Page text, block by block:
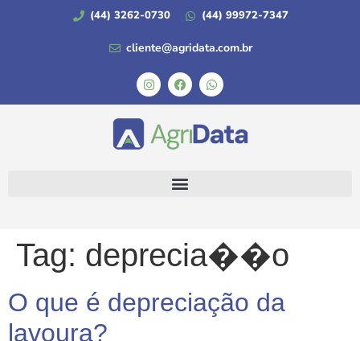
(44) 3262-0730 (44) 99972-7347
cliente@agridata.com.br
Tag: deprecia��o
O que é depreciação da
lavoura?